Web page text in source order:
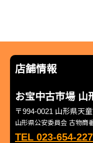
店舗情報
お宝中古市場 山
〒994-0021 山形県天
山形県公安委員会 古物商
TEL 023-654-